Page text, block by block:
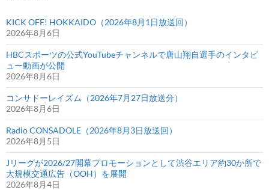
KICK OFF! HOKKAIDO（2026年8月1日放送回）
2026年8月6日
HBCスポーツの公式YouTubeチャンネルで唐山翔自選手のインタビ
ュー動画が公開
2026年8月6日
コンサドーレイズム（2026年7月27日放送分）
2026年8月6日
Radio CONSADOLE（2026年8月3日放送回）
2026年8月5日
Jリーグが2026/27開幕プロモーションとして渋谷エリア約30か所で
大規模交通広告（OOH）を展開
2026年8月4日